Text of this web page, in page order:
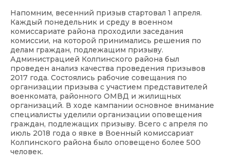
Напомним, весенний призыв стартовал 1 апреля.
Каждый понедельник и среду в военном
комиссариате района проходили заседания
комиссии, на которой принимались решения по
делам граждан, подлежащим призыву.
Администрацией Колпинского района был
проведен анализ качества проведения призывов
2017 года. Состоялись рабочие совещания по
организации призыва с участием представителей
военкомата, районного ОМВД и жилищных
организаций. В ходе кампании основное внимание
специалисты уделили организации оповещения
граждан, подлежащих призыву. Всего с апреля по
июль 2018 года о явке в Военный комиссариат
Колпинского района было оповещено более 500
человек.